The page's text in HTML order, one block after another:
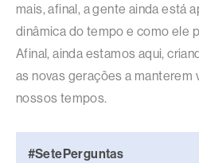
mais, afinal, a gente ainda está
dinâmica do tempo e como ele
Afinal, ainda estamos aqui,
as novas gerações a manterem
nossos tempos.
#SetePerguntas